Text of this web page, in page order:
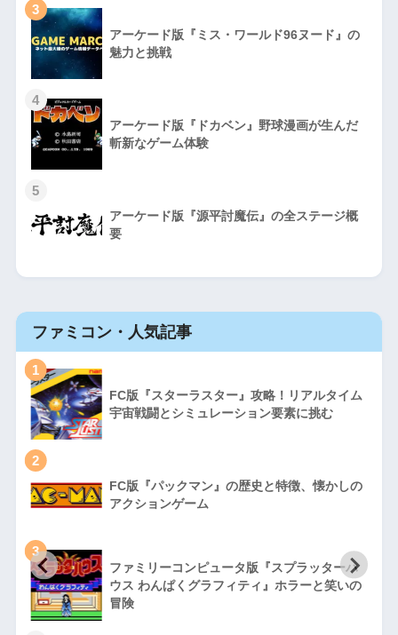
3
アーケード版『ミス・ワールド96ヌード』の
魅力と挑戦
4
アーケード版『ドカベン』野球漫画が生んだ
斬新なゲーム体験
5
アーケード版『源平討魔伝』の全ステージ概
要
ファミコン・人気記事
1
FC版『スターラスター』攻略！リアルタイム
宇宙戦闘とシミュレーション要素に挑む
2
FC版『パックマン』の歴史と特徴、懐かしの
アクションゲーム
3
ファミリーコンピュータ版『スプラッターハ
ウス わんぱくグラフィティ』ホラーと笑いの
冒険